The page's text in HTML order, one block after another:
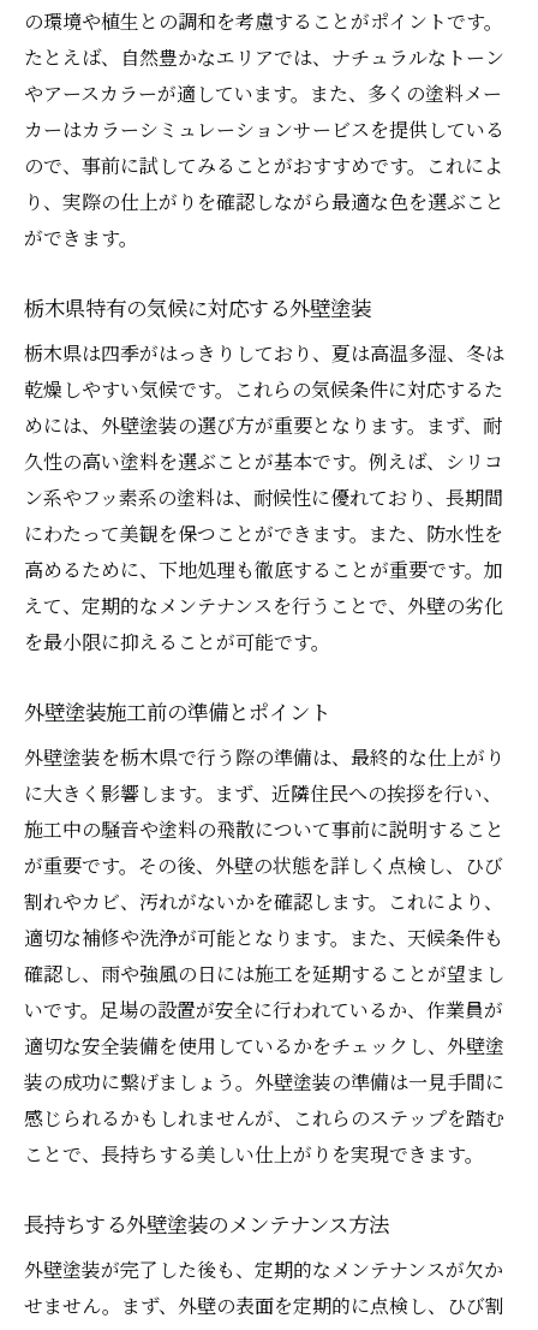
初めての外壁塗装で押さえておくべきポイ
ント
長持ちする塗料の選び方
適切な施工時期と気候条件
高品質な施工業者の選び方
外壁塗装後の定期検査
美観を保つための外壁塗装選び：栃木県の気候
美観と機能性を両立させる塗料選び
色あせしにくい塗料の特徴
デザイン性を重視した塗料選びのコツ
栃木県の自然環境に合ったカラーパレット
景観に調和する色選び
美観を保つためのメンテナンス方法
外壁塗装の寿命を延ばすための栃木県特有の気
候対策
栃木県の気候特性と外壁塗装の関係
紫外線対策とUVカット塗料の重要性
四季に対応する外壁塗装のコツ
気温変動による塗装ダメージを防ぐ方法
地域特有の環境に適応した塗料選び
栃木県の住宅を守る外壁塗装の選び方とメンテ
ナンスのコツ
最適な塗料の選び方とその理由
メンテナンスの頻度と方法
専門業者に依頼するメリット
長期的なコストパフォーマンスを考える
の環境や植生との調和を考慮することがポイントです。
たとえば、自然豊かなエリアでは、ナチュラルなトーン
やアースカラーが適しています。また、多くの塗料メー
カーはカラーシミュレーションサービスを提供している
ので、事前に試してみることがおすすめです。これによ
り、実際の仕上がりを確認しながら最適な色を選ぶこと
ができます。
栃木県特有の気候に対応する外壁塗装
栃木県は四季がはっきりしており、夏は高温多湿、冬は
乾燥しやすい気候です。これらの気候条件に対応するた
めには、外壁塗装の選び方が重要となります。まず、耐
久性の高い塗料を選ぶことが基本です。例えば、シリコ
ン系やフッ素系の塗料は、耐候性に優れており、長期間
にわたって美観を保つことができます。また、防水性を
高めるために、下地処理も徹底することが重要です。加
えて、定期的なメンテナンスを行うことで、外壁の劣化
を最小限に抑えることが可能です。
外壁塗装施工前の準備とポイント
外壁塗装を栃木県で行う際の準備は、最終的な仕上がり
に大きく影響します。まず、近隣住民への挨拶を行い、
施工中の騒音や塗料の飛散について事前に説明すること
が重要です。その後、外壁の状態を詳しく点検し、ひび
割れやカビ、汚れがないかを確認します。これにより、
適切な補修や洗浄が可能となります。また、天候条件も
確認し、雨や強風の日には施工を延期することが望まし
いです。足場の設置が安全に行われているか、作業員が
適切な安全装備を使用しているかをチェックし、外壁塗
装の成功に繋げましょう。外壁塗装の準備は一見手間に
感じられるかもしれませんが、これらのステップを踏む
ことで、長持ちする美しい仕上がりを実現できます。
長持ちする外壁塗装のメンテナンス方法
外壁塗装が完了した後も、定期的なメンテナンスが欠か
せません。まず、外壁の表面を定期的に点検し、ひび割